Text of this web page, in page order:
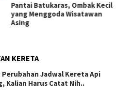
Senja di Pantai Pangandaran,
Wisatawan Menikmati Sore
dengan Bermain hingga
KERETA
Jadwal Kereta Api
Kalian Harus Catat Nih..